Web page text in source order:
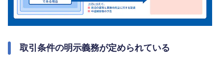
取引条件の明示義務が定められている